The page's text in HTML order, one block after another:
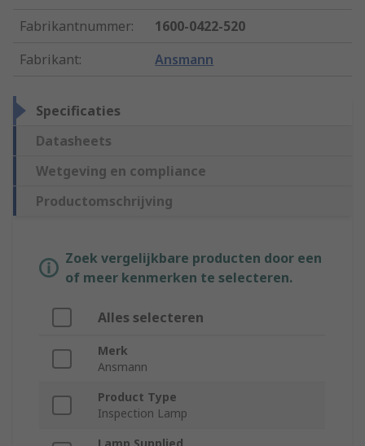
Fabrikantnummer:
1600-0422-520
Fabrikant: Ansmann
Specificaties
Datasheets
Wetgeving en compliance
Productomschrijving
Zoek vergelijkbare producten door een
of meer kenmerken te selecteren.
Alles selecteren
Merk
Ansmann
Product Type
Inspection Lamp